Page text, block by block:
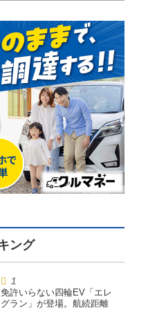
免許いらない四輪EV「エレ
グラン」が登場。航続距離